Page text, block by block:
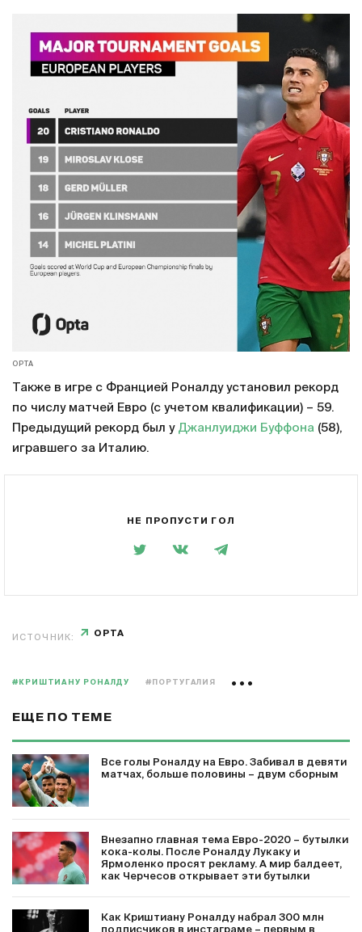
OPTA
Также в игре с Францией Роналду установил рекорд
по числу матчей Евро (с учетом квалификации) – 59.
Предыдущий рекорд был у Джанлуиджи Буффона (58),
игравшего за Италию.
НЕ ПРОПУСТИ ГОЛ
ИСТОЧНИК: OPTA
#КРИШТИАНУ РОНАЛДУ #ПОРТУГАЛИЯ
ЕЩЕ ПО ТЕМЕ
Все голы Роналду на Евро. Забивал в девяти
матчах, больше половины – двум сборным
Внезапно главная тема Евро-2020 – бутылки
кока-колы. После Роналду Лукаку и
Ярмоленко просят рекламу. А мир балдеет,
как Черчесов открывает эти бутылки
Как Криштиану Роналду набрал 300 млн